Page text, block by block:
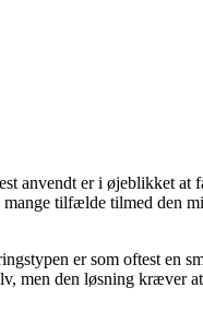
anvendt er i øjeblikket at
tilfælde tilmed den
er som oftest en
men den løsning kræver